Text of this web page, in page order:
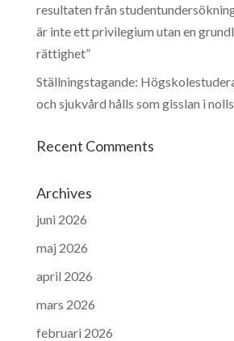
resultaten från
är inte ett privilegium utan en
rättighet”
Ställningstagande:
och sjukvård hålls som gisslan i
Recent Comments
Archives
juni 2026
maj 2026
april 2026
mars 2026
februari 2026